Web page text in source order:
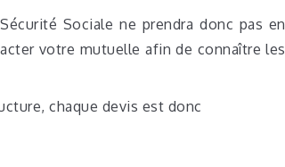
Sociale ne prendra donc pas en
votre mutuelle afin de connaître les
chaque devis est donc